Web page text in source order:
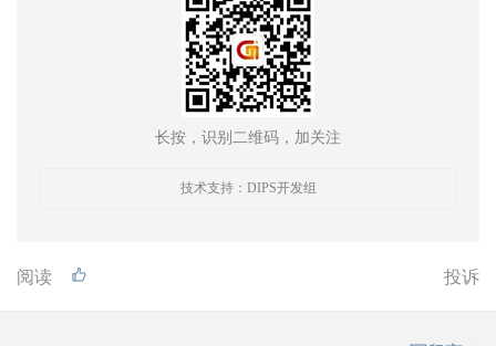
长按，识别二维码，加关注
技术支持：DIPS开发组
阅读 投诉